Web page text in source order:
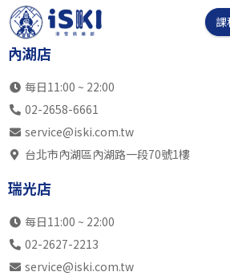
課
內湖店
每日11:00 ~ 22:00
02-2658-6661
service@iski.com.tw
台北市內湖區內湖路一段70號1樓
瑞光店
每日11:00 ~ 22:00
02-2627-2213
service@iski.com.tw